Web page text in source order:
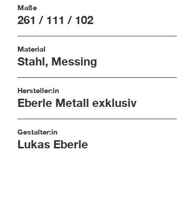
Maße
261 / 111 / 102
Material
Stahl, Messing
Hersteller:in
Eberle Metall exklusiv
Gestalter:in
Lukas Eberle